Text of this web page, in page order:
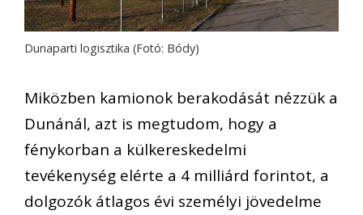
Dunaparti logisztika (Fotó: Bódy)
Miközben kamionok berakodását nézzük a
Dunánál, azt is megtudom, hogy a
fénykorban a külkereskedelmi
tevékenység elérte a 4 milliárd forintot, a
dolgozók átlagos évi személyi jövedelme